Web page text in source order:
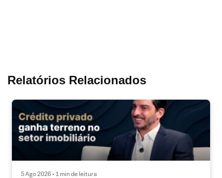
Relatórios Relacionados
5 Ago 2026 • 1 min de leitura